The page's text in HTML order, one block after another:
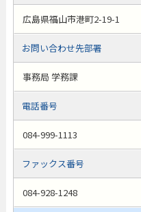
広島県福山市港町2-19-1
お問い合わせ先部署
事務局 学務課
電話番号
084-999-1113
ファックス番号
084-928-1248